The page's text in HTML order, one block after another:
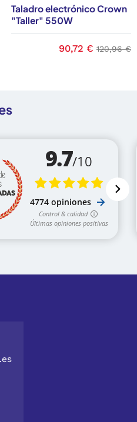
Taladro electrónico Crown
"Taller" 550W
Precio
90,72 € Precio
120,96 €